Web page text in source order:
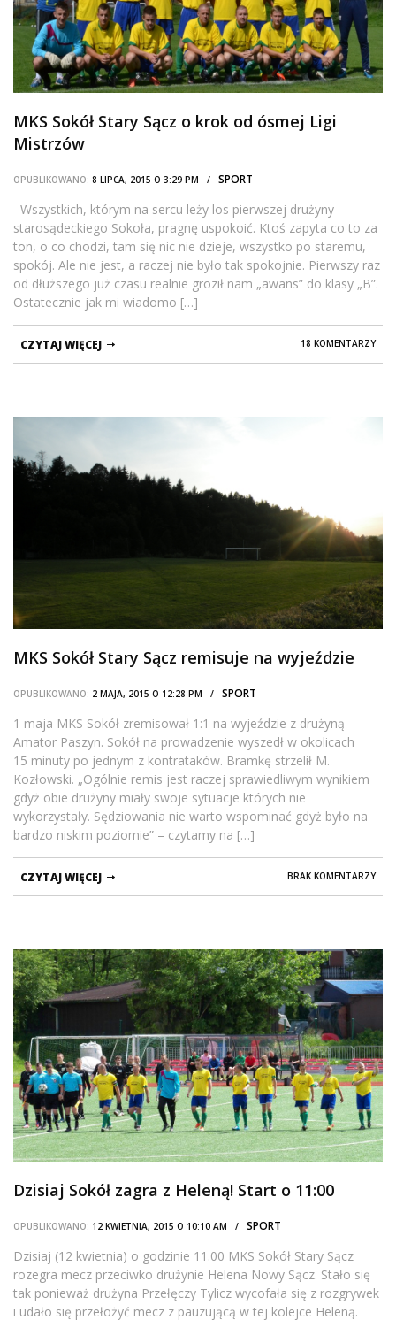
MKS Sokół Stary Sącz o krok od ósmej Ligi
Mistrzów
OPUBLIKOWANO: 8 LIPCA, 2015 O 3:29 PM / SPORT
Wszystkich, którym na sercu leży los pierwszej drużyny
starosądeckiego Sokoła, pragnę uspokoić. Ktoś zapyta co to za
ton, o co chodzi, tam się nic nie dzieje, wszystko po staremu,
spokój. Ale nie jest, a raczej nie było tak spokojnie. Pierwszy raz
od dłuższego już czasu realnie groził nam „awans” do klasy „B”.
Ostatecznie jak mi wiadomo […]
18 KOMENTARZY
CZYTAJ WIĘCEJ
MKS Sokół Stary Sącz remisuje na wyjeździe
OPUBLIKOWANO: 2 MAJA, 2015 O 12:28 PM / SPORT
1 maja MKS Sokół zremisował 1:1 na wyjeździe z drużyną
Amator Paszyn. Sokół na prowadzenie wyszedł w okolicach
15 minuty po jednym z kontrataków. Bramkę strzelił M.
Kozłowski. „Ogólnie remis jest raczej sprawiedliwym wynikiem
gdyż obie drużyny miały swoje sytuacje których nie
wykorzystały. Sędziowania nie warto wspominać gdyż było na
bardzo niskim poziomie” – czytamy na […]
BRAK KOMENTARZY
CZYTAJ WIĘCEJ
Dzisiaj Sokół zagra z Heleną! Start o 11:00
OPUBLIKOWANO: 12 KWIETNIA, 2015 O 10:10 AM / SPORT
Dzisiaj (12 kwietnia) o godzinie 11.00 MKS Sokół Stary Sącz
rozegra mecz przeciwko drużynie Helena Nowy Sącz. Stało się
tak ponieważ drużyna Przełęczy Tylicz wycofała się z rozgrywek
i udało się przełożyć mecz z pauzującą w tej kolejce Heleną.